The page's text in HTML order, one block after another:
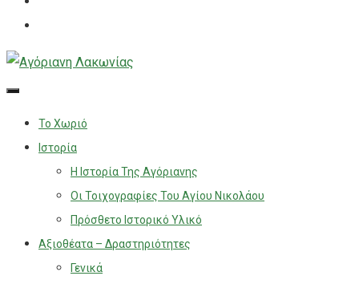
Το Χωριό
Ιστορία
Η Ιστορία Της Αγόριανης
Οι Τοιχογραφίες Του Αγίου Νικολάου
Πρόσθετο Ιστορικό Υλικό
Αξιοθέατα – Δραστηριότητες
Γενικά